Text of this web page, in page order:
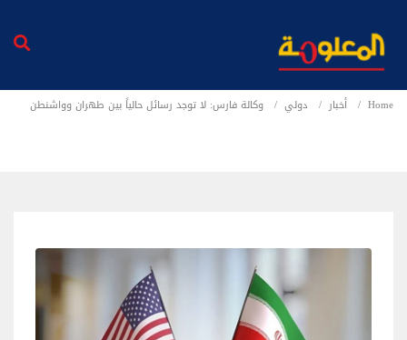
Home أخبار دولي وكالة فارس: لا توجد رسائل حالياً بين طهران وواشنطن